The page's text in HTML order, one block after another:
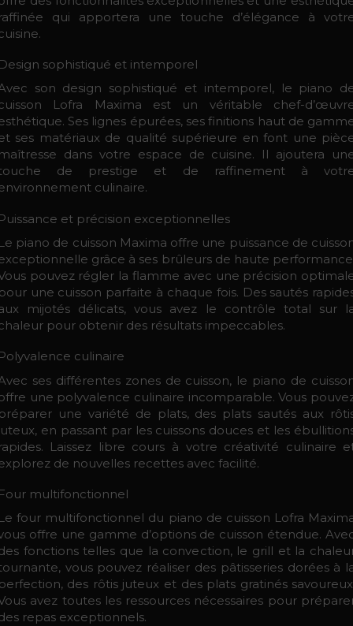
qui apportera une touche d’élégance à
sophistiqué et intemporel
son design sophistiqué et intemporel, le piano
Lofra Maxima est un véritable chef-
Ses lignes épurées, ses finitions haut de
ses matériaux de qualité supérieure en font une
dans votre espace de cuisine. Il ajoutera
de prestige et de raffinement à
culinaire.
et précision exceptionnelles
piano de cuisson Maxima offre une puissance de
grâce à ses brûleurs de haute
pouvez régler la flamme avec une précision
une cuisson parfaite à chaque fois. Des sautés
mijotés délicats, vous avez le contrôle total sur
pour obtenir des résultats impeccables.
culinaire
ses différentes zones de cuisson, le piano de
une polyvalence culinaire incomparable. Vous
une variété de plats, des plats sautés aux
en passant par les cuissons douces et les
Laissez libre cours à votre créativité culinaire
de nouvelles recettes avec facilité.
multifonctionnel
four multifonctionnel du piano de cuisson Lofra
offre une gamme d’options de cuisson étendue.
fonctions telles que la convection, le grill et la
vous pouvez réaliser des pâtisseries dorées à
des rôtis juteux et des plats gratinés
avez toutes les ressources nécessaires pour
repas exceptionnels.